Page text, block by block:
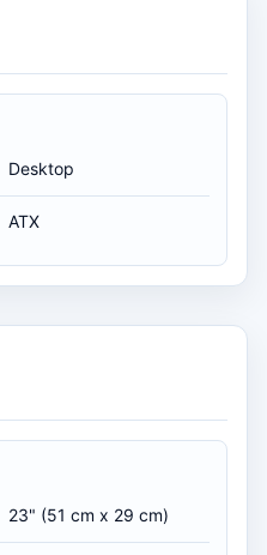
Desktop
ATX
23" (51 cm x 29 cm)